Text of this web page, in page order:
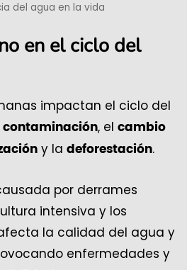
del agua en la vida
en el ciclo del
impactan el ciclo del
contaminación, el cambio
y la deforestación.
por derrames
intensiva y los
la calidad del agua y
enfermedades y